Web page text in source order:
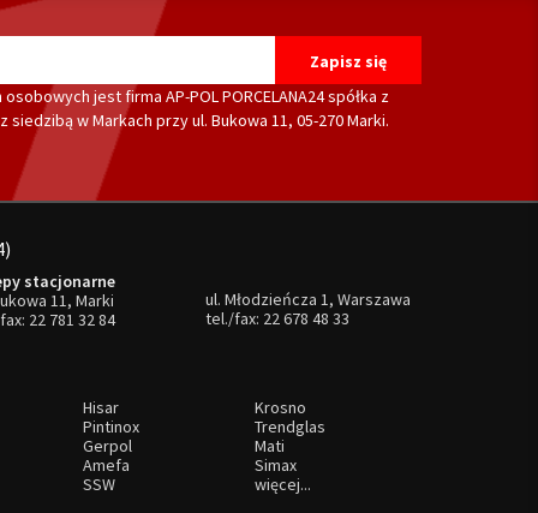
jest firma AP-POL PORCELANA24 spółka z
w Markach przy ul. Bukowa 11, 05-270 Marki.
stacjonarne
11, Marki
22 781 32 84
ul. Młodzieńcza 1, Warszawa
tel./fax: 22 678 48 33
Hisar
Krosno
Pintinox
Trendglas
Gerpol
Mati
Amefa
Simax
SSW
więcej...